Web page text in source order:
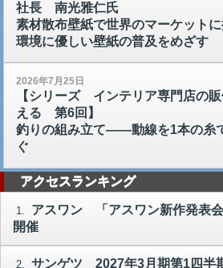
社長 南光雅仁氏
素材散布壁紙で世界のマーケット
環境に優しい壁紙の普及をめざす
2026年7月25日
【シリーズ インテリア専門店の
える 第6回】
釣りの組み立て――動線を1本の糸
ぐ
アクセスランキング
1.
アスワン 「アスワン新作発表
開催
2. サンゲツ 2027年3月期第1四半